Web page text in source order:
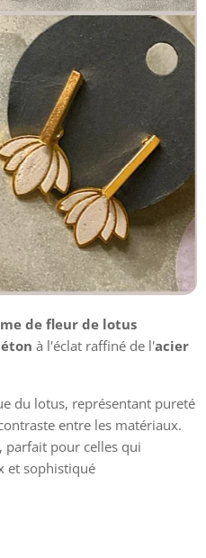
de fleur de lotus
à l'éclat raffiné de l'acier
du lotus, représentant pureté
entre les matériaux.
pour celles qui
et sophistiqué